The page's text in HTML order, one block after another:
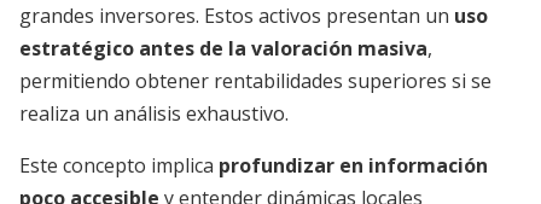
grandes inversores. Estos activos presentan un uso
estratégico antes de la valoración masiva,
permitiendo obtener rentabilidades superiores si se
realiza un análisis exhaustivo.
Este concepto implica profundizar en información
poco accesible y entender dinámicas locales